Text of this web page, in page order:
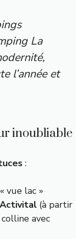
La
l’année et
inoubliable
:
vue lac »
(à partir
avec